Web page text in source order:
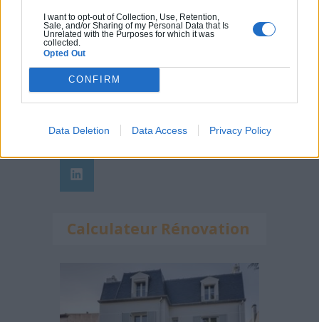
I want to opt-out of Collection, Use, Retention,
Sale, and/or Sharing of my Personal Data that Is
Unrelated with the Purposes for which it was
collected.
Opted Out
CONFIRM
Data Deletion Data Access Privacy Policy
Comment rénover l’entrée de son
domicile ?
Suivez-nous !
Calculateur Rénovation